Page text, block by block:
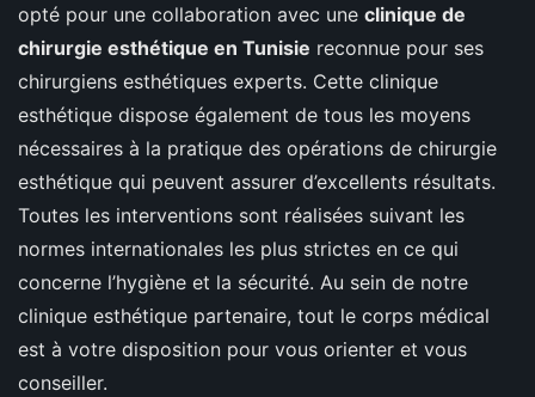
opté pour une collaboration avec une clinique de
chirurgie esthétique en Tunisie reconnue pour ses
chirurgiens esthétiques experts. Cette clinique
esthétique dispose également de tous les moyens
nécessaires à la pratique des opérations de chirurgie
esthétique qui peuvent assurer d’excellents résultats.
Toutes les interventions sont réalisées suivant les
normes internationales les plus strictes en ce qui
concerne l’hygiène et la sécurité. Au sein de notre
clinique esthétique partenaire, tout le corps médical
est à votre disposition pour vous orienter et vous
conseiller.